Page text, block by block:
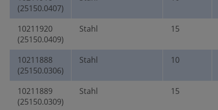
(25150.0407)
10211920
(25150.0409)
Stahl 15
10211888
(25150.0306)
Stahl 10
10211889
(25150.0309)
Stahl 15